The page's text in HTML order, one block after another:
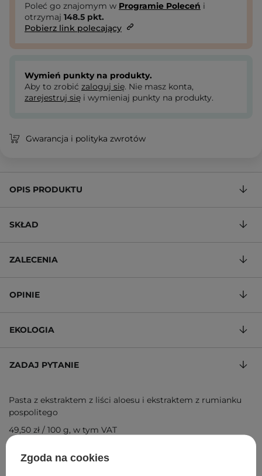
Poleć go znajomym w Programie Poleceń i
otrzymaj 148.5 pkt.
Pobierz link polecający
Wymień punkty na produkty.
Aby to zrobić zaloguj się. Nie masz konta,
zarejestruj się i wymieniaj punkty na produkty.
Gwarancja i polityka zwrotów
OPIS PRODUKTU
SKŁAD
ZALECENIA
OPINIE
EKOLOGIA
ZADAJ PYTANIE
Pasta z ekstraktem z liści aloesu i ekstraktem z rumianku
pospolitego
49,50 zł / 100 g, w tym VAT
Zgoda na cookies